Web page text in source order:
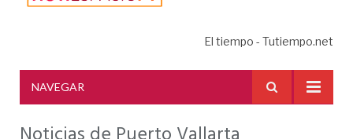
El tiempo - Tutiempo.net
NAVEGAR